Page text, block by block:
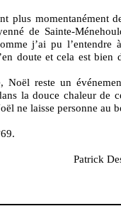
plus momentanément
de Sainte-
j’ai pu l’entendre
doute et cela est bien
Noël reste un
la douce chaleur de
ne laisse personne au
Patrick